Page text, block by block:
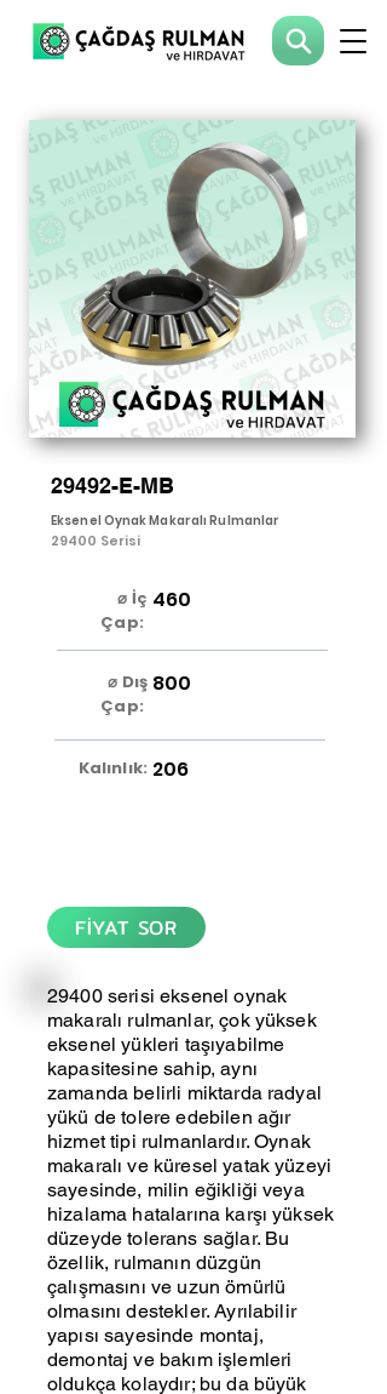
29492-E-MB
Eksenel Oynak Makaralı Rulmanlar
29400 Serisi
⌀ İç
Çap:
460
⌀ Dış
Çap:
800
Kalınlık: 206
FİYAT SOR
29400 serisi eksenel oynak
makaralı rulmanlar, çok yüksek
eksenel yükleri taşıyabilme
kapasitesine sahip, aynı
zamanda belirli miktarda radyal
yükü de tolere edebilen ağır
hizmet tipi rulmanlardır. Oynak
makaralı ve küresel yatak yüzeyi
sayesinde, milin eğikliği veya
hizalama hatalarına karşı yüksek
düzeyde tolerans sağlar. Bu
özellik, rulmanın düzgün
çalışmasını ve uzun ömürlü
olmasını destekler. Ayrılabilir
yapısı sayesinde montaj,
demontaj ve bakım işlemleri
oldukça kolaydır; bu da büyük